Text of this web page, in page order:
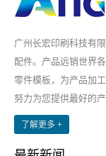
广州长宏印刷科技有
配件。产品远销世界
零件模板，为产品加
努力为您提供最好的
了解更多 +